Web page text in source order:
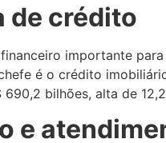
de crédito
importante
é o crédito
690,2 bilhões, alta de
e